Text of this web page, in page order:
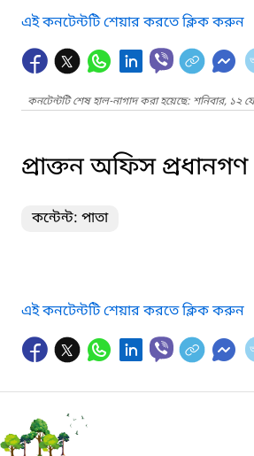
এই কনটেন্টটি শেয়ার করতে ক্লিক করুন
কনটেন্টটি শেষ হাল-নাগাদ করা হয়েছে: শনিবার, ১২
প্রাক্তন অফিস প্রধানগণ
কন্টেন্ট: পাতা
এই কনটেন্টটি শেয়ার করতে ক্লিক করুন